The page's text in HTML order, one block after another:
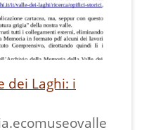
dei Laghi: i